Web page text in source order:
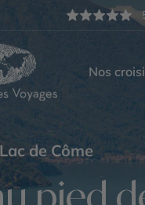
Nos
de Côme
pied